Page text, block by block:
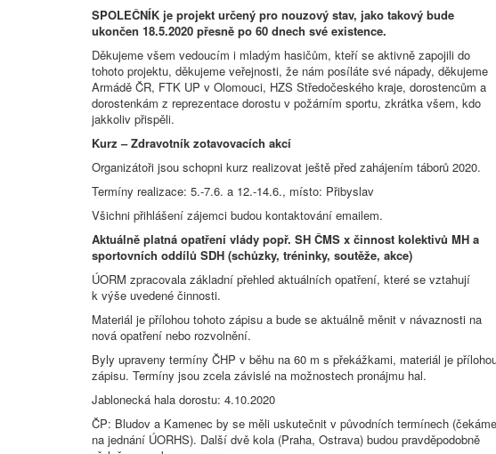
SPOLEČNÍK je projekt určený pro nouzový stav, jako takový bude
ukončen 18.5.2020 přesně po 60 dnech své existence.
Děkujeme všem vedoucím i mladým hasičům, kteří se aktivně zapojili do
tohoto projektu, děkujeme veřejnosti, že nám posíláte své nápady, děkujeme
Armádě ČR, FTK UP v Olomouci, HZS Středočeského kraje, dorostencům a
dorostenkám z reprezentace dorostu v požárním sportu, zkrátka všem, kdo
jakkoliv přispěli.
Kurz – Zdravotník zotavovacích akcí
Organizátoři jsou schopni kurz realizovat ještě před zahájením táborů 2020.
Termíny realizace: 5.-7.6. a 12.-14.6., místo: Přibyslav
Všichni přihlášení zájemci budou kontaktování emailem.
Aktuálně platná opatření vlády popř. SH ČMS x činnost kolektivů MH a
sportovních oddílů SDH (schůzky, tréninky, soutěže, akce)
ÚORM zpracovala základní přehled aktuálních opatření, které se vztahují
k výše uvedené činnosti.
Materiál je přílohou tohoto zápisu a bude se aktuálně měnit v návaznosti na
nová opatření nebo rozvolnění.
Byly upraveny termíny ČHP v běhu na 60 m s překážkami, materiál je
zápisu. Termíny jsou zcela závislé na možnostech pronájmu hal.
Jablonecká hala dorostu: 4.10.2020
ČP: Bludov a Kamenec by se měli uskutečnit v původních termínech (čekáme
na jednání ÚORHS). Další dvě kola (Praha, Ostrava) budou pravděpodobně